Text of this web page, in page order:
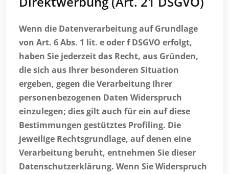
Wenn die Datenverarbeitung auf Grundlage
von Art. 6 Abs. 1 lit. e oder f DSGVO erfolgt,
haben Sie jederzeit das Recht, aus Gründen,
die sich aus Ihrer besonderen Situation
ergeben, gegen die Verarbeitung Ihrer
personenbezogenen Daten Widerspruch
einzulegen; dies gilt auch für ein auf diese
Bestimmungen gestütztes Profiling. Die
jeweilige Rechtsgrundlage, auf denen eine
Verarbeitung beruht, entnehmen Sie dieser
Datenschutzerklärung. Wenn Sie Widerspruch